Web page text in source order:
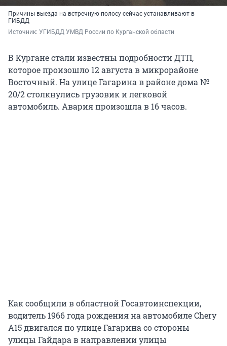
Причины выезда на встречную полосу сейчас устанавливают в
ГИБДД
Источник: УГИБДД УМВД России по Курганской области
В Кургане стали известны подробности ДТП,
которое произошло 12 августа в микрорайоне
Восточный. На улице Гагарина в районе дома №
20/2 столкнулись грузовик и легковой
автомобиль. Авария произошла в 16 часов.
Как сообщили в областной Госавтоинспекции,
водитель 1966 года рождения на автомобиле Chery
A15 двигался по улице Гагарина со стороны
улицы Гайдара в направлении улицы